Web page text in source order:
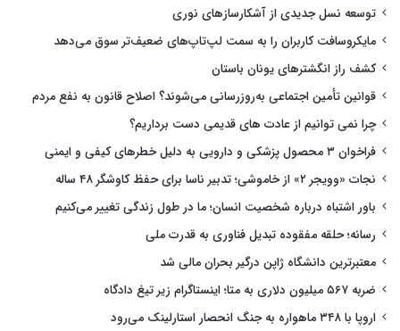
توسعه نسل جدیدی از آشکارسازهای نوری
مایکروسافت کاربران را به سمت لپ‌تاپ‌های ضعیف‌تر سوق می‌دهد
کشف راز انگشترهای یونان باستان
قوانین تأمین اجتماعی به‌روزرسانی می‌شوند؟ اصلاح قانون به نفع مردم
چرا نمی توانیم از عادت های قدیمی دست برداریم؟
فراخوان ۳ محصول پزشکی و دارویی به دلیل خطرهای کیفی و ایمنی
نجات «وویجر ۲» از خاموشی؛ تدبیر ناسا برای حفظ کاوشگر ۴۸ ساله
باور اشتباه درباره شخصیت انسان؛ ما در طول زندگی تغییر می‌کنیم
رسانه؛ حلقه مفقوده تبدیل فناوری به قدرت ملی
معتبرترین دانشگاه ژاپن درگیر بحران مالی شد
ضربه ۵۶۷ میلیون دلاری به متا؛ اینستاگرام زیر تیغ دادگاه
اروپا با ۳۴۸ ماهواره به جنگ انحصار استارلینک می‌رود